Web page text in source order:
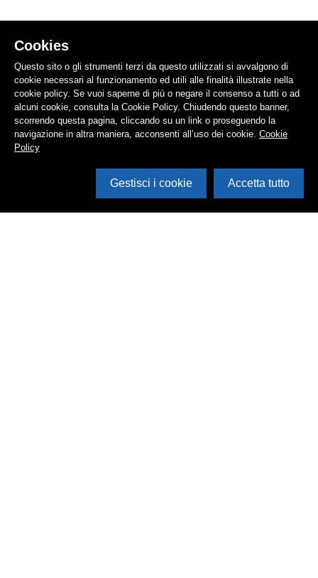
Cookies
Questo sito o gli strumenti terzi da questo utilizzati si avvalgono di
cookie necessari al funzionamento ed utili alle finalità illustrate nella
cookie policy. Se vuoi saperne di più o negare il consenso a tutti o ad
alcuni cookie, consulta la Cookie Policy. Chiudendo questo banner,
scorrendo questa pagina, cliccando su un link o proseguendo la
navigazione in altra maniera, acconsenti all’uso dei cookie. Cookie
Policy
Gestisci i cookie Accetta tutto